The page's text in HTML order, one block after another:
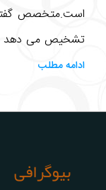
است.متخصص
تشخیص می دهد و
ادامه مطلب
بیوگرافی